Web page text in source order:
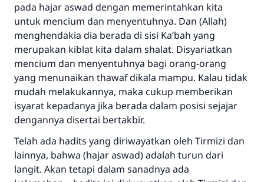
pada hajar aswad dengan memerintahkan kita
untuk mencium dan menyentuhnya. Dan (Allah)
menghendakia dia berada di sisi Ka’bah yang
merupakan kiblat kita dalam shalat. Disyariatkan
mencium dan menyentuhnya bagi orang-orang
yang menunaikan thawaf dikala mampu. Kalau tidak
mudah melakukannya, maka cukup memberikan
isyarat kepadanya jika berada dalam posisi sejajar
dengannya disertai bertakbir.
Telah ada hadits yang diriwayatkan oleh Tirmizi dan
lainnya, bahwa (hajar aswad) adalah turun dari
langit. Akan tetapi dalam sanadnya ada
Jawaban no. 110845
menyelamatkan pernikahan.
Bantu kami dalam memberikan jawaban untuk umat
Rasulullah ﷺ bersabda
"Siapa yang menunjukkan suatu kebaikan,
meka dia akan mendapatkan pahala yang
sama dengan orang yang melakukannya"